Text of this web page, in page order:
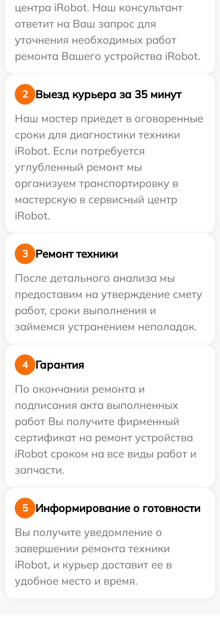
центра iRobot. Наш консультант
ответит на Ваш запрос для
уточнения необходимых работ
ремонта Вашего устройства iRobot.
2
Выезд курьера за 35 минут
Наш мастер приедет в оговоренные
сроки для диагностики техники
iRobot. Если потребуется
углубленный ремонт мы
организуем транспортировку в
мастерскую в сервисный центр
iRobot.
3
Ремонт техники
После детального анализа мы
предоставим на утверждение смету
работ, сроки выполнения и
займемся устранением неполадок.
4
Гарантия
По окончании ремонта и
подписания акта выполненных
работ Вы получите фирменный
сертификат на ремонт устройства
iRobot сроком на все виды работ и
запчасти.
5
Информирование о готовности
Вы получите уведомление о
завершении ремонта техники
iRobot, и курьер доставит ее в
удобное место и время.